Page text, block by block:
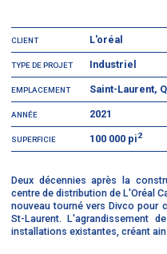
CLIENT L'oréal
TYPE DE PROJET Industriel
EMPLACEMENT Saint-Laurent,
ANNÉE 2021
SUPERFICIE 100 000 pi2
Deux décennies après la
centre de distribution de L'Oréal
nouveau tourné vers Divco pour
St-Laurent. L'agrandissement
installations existantes, créant